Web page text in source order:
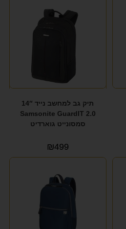
תיק גב למחשב נייד 14″
Samsonite GuardIT 2.0
סמסונייט גוארדיט
₪499